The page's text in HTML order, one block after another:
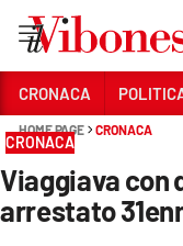
Sezioni
CRONACA
POLITICA
CRONACA
HOME PAGE CRONACA
CRONACA
Viaggiava con
arrestato